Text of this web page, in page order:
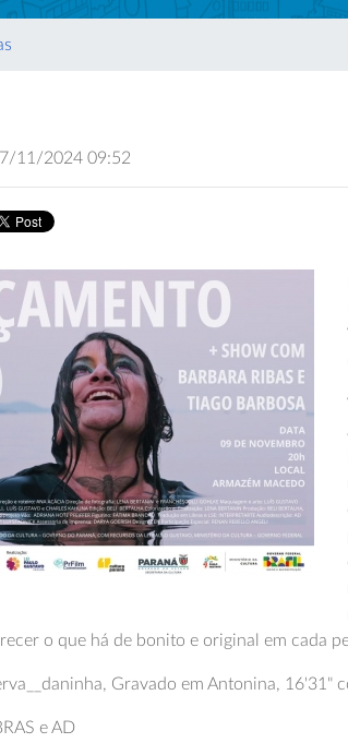
11/2024 09:52
o que há de bonito e original em cada
Gravado em Antonina, 16'31"
e AD